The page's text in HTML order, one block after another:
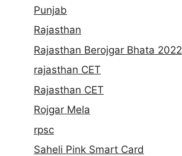
Punjab
Rajasthan
Rajasthan Berojgar Bhata 2022
rajasthan CET
Rajasthan CET
Rojgar Mela
rpsc
Saheli Pink Smart Card